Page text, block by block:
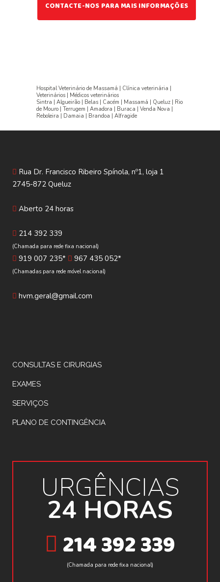
CONTACTE-NOS PARA MAIS INFORMAÇÕES
Hospital Veterinário de Massamá | Clínica veterinária |
Veterinários | Médicos veterinários
Sintra | Algueirão | Belas | Cacém | Massamá | Queluz | Rio
de Mouro | Terrugem | Amadora | Buraca | Venda Nova |
Reboleira | Damaia | Brandoa | Alfragide
Rua Dr. Francisco Ribeiro Spínola, nº1, loja 1
2745-872 Queluz
Aberto 24 horas
214 392 339
(Chamada para rede fixa nacional)
919 007 235* 967 435 052*
(Chamadas para rede móvel nacional)
hvm.geral@gmail.com
CONSULTAS E CIRURGIAS
EXAMES
SERVIÇOS
PLANO DE CONTINGÊNCIA
URGÊNCIAS
24 HORAS
214 392 339
(Chamada para rede fixa nacional)